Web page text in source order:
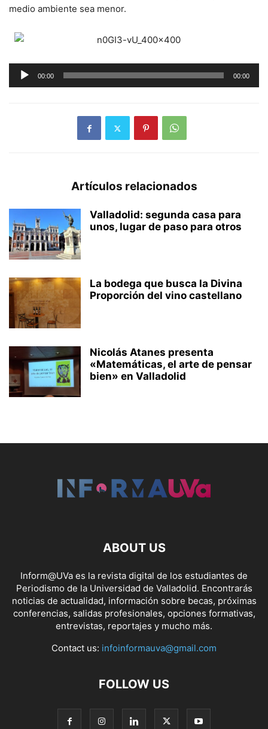
medio ambiente sea menor.
Reproductor
de
00:00 00:00
Artículos relacionados
Valladolid: segunda casa para
unos, lugar de paso para otros
La bodega que busca la Divina
Proporción del vino castellano
Nicolás Atanes presenta
«Matemáticas, el arte de pensar
bien» en Valladolid
ABOUT US
Inform@UVa es la revista digital de los estudiantes de
Periodismo de la Universidad de Valladolid. Encontrarás
noticias de actualidad, información sobre becas, próximas
conferencias, salidas profesionales, opciones formativas,
entrevistas, reportajes y mucho más.
Contact us: infoinformauva@gmail.com
FOLLOW US